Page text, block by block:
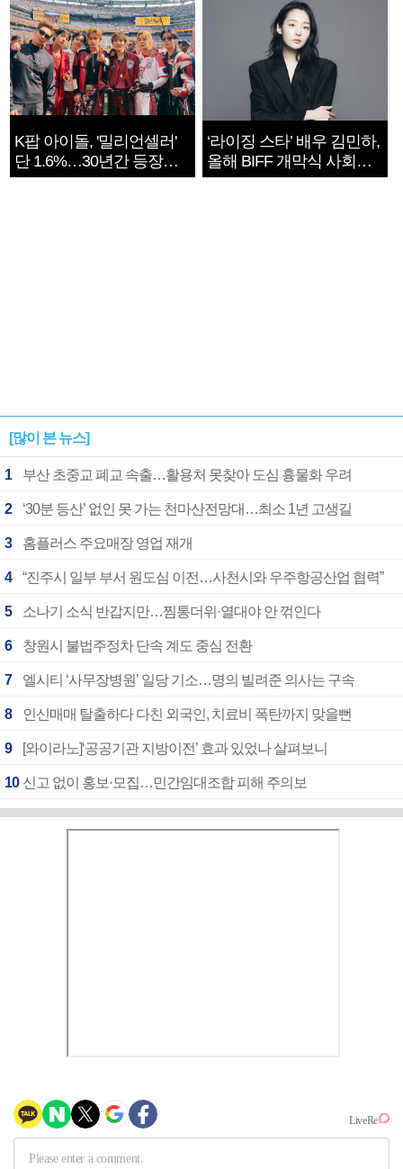
K팝 아이돌, '밀리언셀러'
단 1.6%…30년간 등장
1182개팀 전수조사
‘라이징 스타’ 배우 김민하,
올해 BIFF 개막식 사회자
확정
[많이 본 뉴스]
1 부산 초중교 폐교 속출…활용처 못찾아 도심 흉물화 우려
2 ‘30분 등산’ 없인 못 가는 천마산전망대…최소 1년 고생길
3 홈플러스 주요매장 영업 재개
4 “진주시 일부 부서 원도심 이전…사천시와 우주항공산업 협력”
5 소나기 소식 반갑지만…찜통더위·열대야 안 꺾인다
6 창원시 불법주정차 단속 계도 중심 전환
7 엘시티 ‘사무장병원’ 일당 기소…명의 빌려준 의사는 구속
8 인신매매 탈출하다 다친 외국인, 치료비 폭탄까지 맞을뻔
9 [와이라노]‘공공기관 지방이전’ 효과 있었나 살펴보니
10 신고 없이 홍보·모집…민간임대조합 피해 주의보